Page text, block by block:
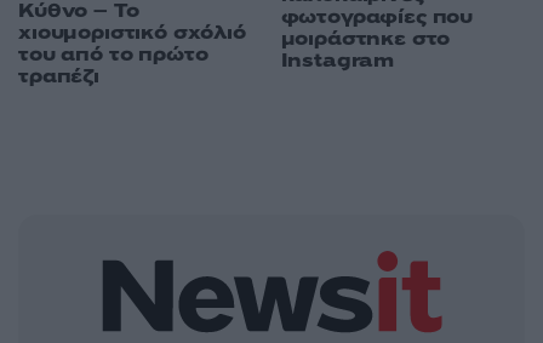
Κύθνο – Το
χιουμοριστικό σχόλιό
του από το πρώτο
τραπέζι
φωτογραφίες που
μοιράστηκε στο
Instagram